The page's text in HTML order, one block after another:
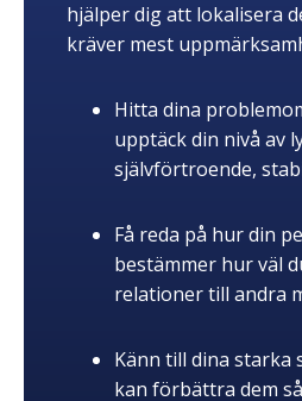
hjälper dig att lokalisera
kräver mest
Hitta dina
upptäck din nivå av
självförtroende,
Få reda på hur din
bestämmer hur väl
relationer till andra
Känn till dina starka
kan förbättra dem